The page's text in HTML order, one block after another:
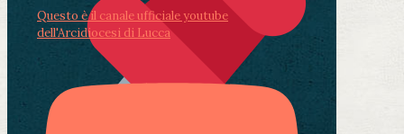
Questo è il canale ufficiale youtube
dell'Arcidiocesi di Lucca